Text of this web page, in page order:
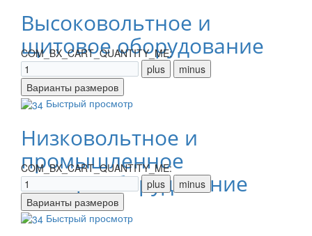
Высоковольтное и
щитовое оборудование
COM_BX_CART_QUANTITY_ME:
Быстрый просмотр
Низковольтное и
промышленное
электрооборудование
COM_BX_CART_QUANTITY_ME:
Быстрый просмотр